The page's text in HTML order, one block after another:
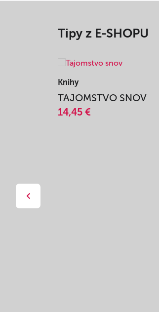
Tipy z E-SHOPU
Knihy
TAJOMSTVO SNOV
14,45 €